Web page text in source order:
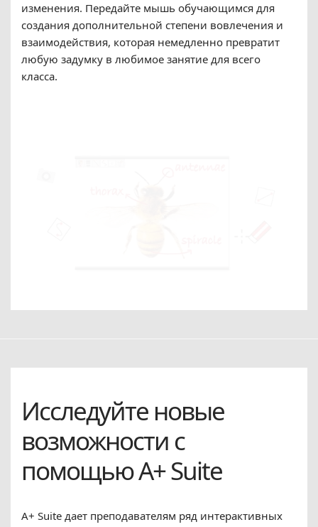
изменения. Передайте мышь обучающимся для
создания дополнительной степени вовлечения и
взаимодействия, которая немедленно превратит
любую задумку в любимое занятие для всего
класса.
Исследуйте новые
возможности с
помощью A+ Suite
A+ Suite дает преподавателям ряд интерактивных